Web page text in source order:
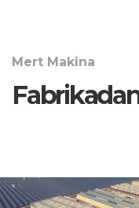
Mert Makina